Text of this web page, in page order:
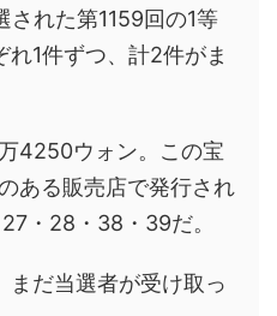
された第1159回の1等
1件ずつ、計2件がま
4250ウォン。この宝
ある販売店で発行され
・28・38・39だ。
まだ当選者が受け取っ